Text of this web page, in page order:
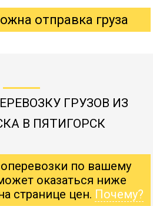
отправка груза
ГРУЗОВ ИЗ
В ПЯТИГОРСК
по вашему
оказаться ниже
странице цен. Почему?